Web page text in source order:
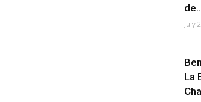
July
La